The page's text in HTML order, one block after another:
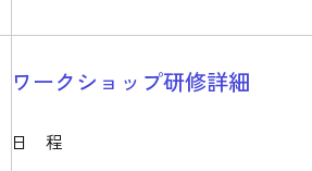
ワークショップ研修詳細
日程